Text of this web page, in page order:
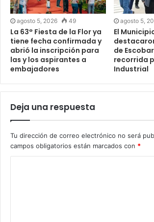
agosto 5, 2026 49
La 63° Fiesta de la Flor ya
tiene fecha confirmada y
abrió la inscripción para
las y los aspirantes a
embajadores
agosto 5,
El
de
recorrida
Industrial
Deja una respuesta
Tu dirección de correo electrónico no será
campos obligatorios están marcados con *